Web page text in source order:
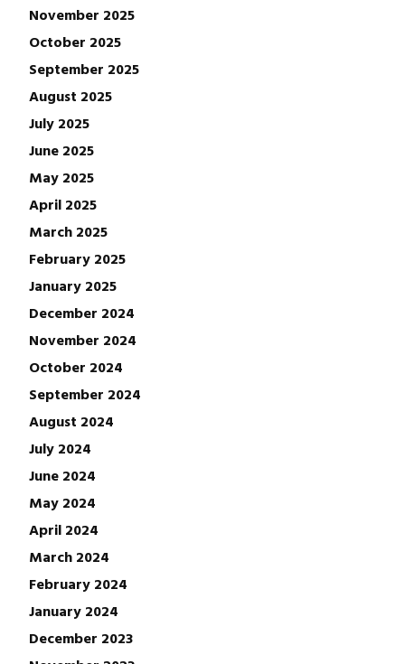
November 2025
October 2025
September 2025
August 2025
July 2025
June 2025
May 2025
April 2025
March 2025
February 2025
January 2025
December 2024
November 2024
October 2024
September 2024
August 2024
July 2024
June 2024
May 2024
April 2024
March 2024
February 2024
January 2024
December 2023